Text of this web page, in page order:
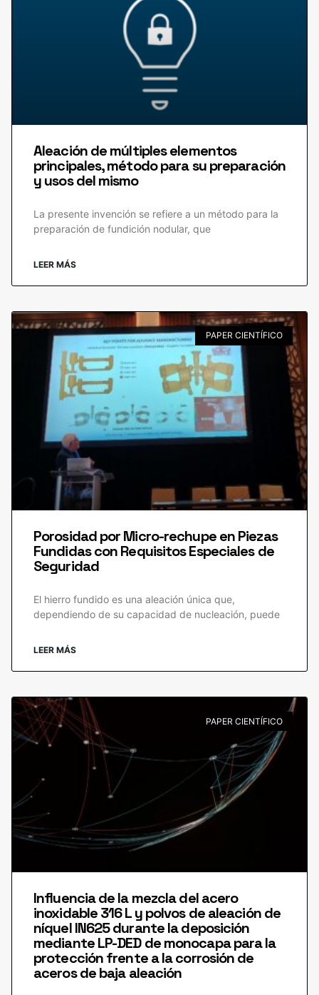
Aleación de múltiples elementos
principales, método para su preparación
y usos del mismo
La presente invención se refiere a un método para la
preparación de fundición nodular, que
LEER MÁS
PAPER CIENTÍFICO
Porosidad por Micro-rechupe en Piezas
Fundidas con Requisitos Especiales de
Seguridad
El hierro fundido es una aleación única que,
dependiendo de su capacidad de nucleación, puede
LEER MÁS
PAPER CIENTÍFICO
Influencia de la mezcla del acero
inoxidable 316 L y polvos de aleación de
níquel IN625 durante la deposición
mediante LP-DED de monocapa para la
protección frente a la corrosión de
aceros de baja aleación